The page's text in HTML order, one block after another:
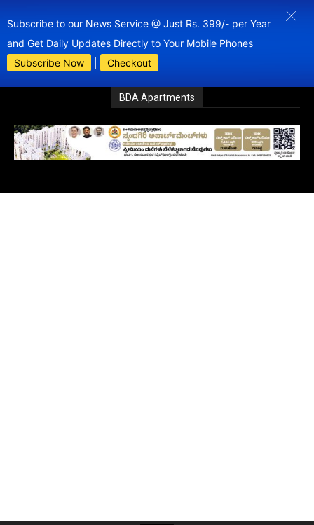
Subscribe to our News Service @ Just Rs. 399/- per Year
and Get Daily Updates Directly to Your Mobile Phones
Subscribe Now
Checkout
BDA Apartments